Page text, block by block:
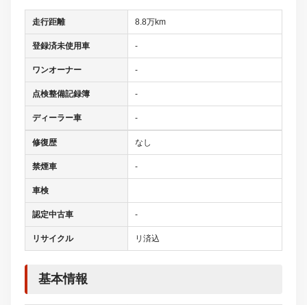
走行距離 8.8万km
登録済未使用車 -
ワンオーナー -
点検整備記録簿 -
ディーラー車 -
修復歴 なし
禁煙車 -
車検
認定中古車 -
リサイクル リ済込
基本情報